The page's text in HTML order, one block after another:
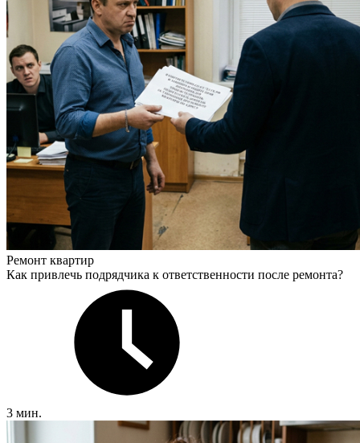
Ремонт квартир
Как привлечь подрядчика к ответственности после ремонта?
3 мин.